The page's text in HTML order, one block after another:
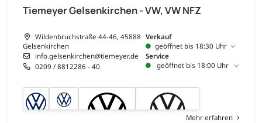
Tiemeyer Gelsenkirchen - VW, VW NFZ
Wildenbruchstraße 44-46, 45888
Gelsenkirchen
info.gelsenkirchen@tiemeyer.de
0209 / 8812286 - 40
Verkauf
geöffnet bis 18:30 Uhr
Service
geöffnet bis 18:00 Uhr
Mehr erfahren